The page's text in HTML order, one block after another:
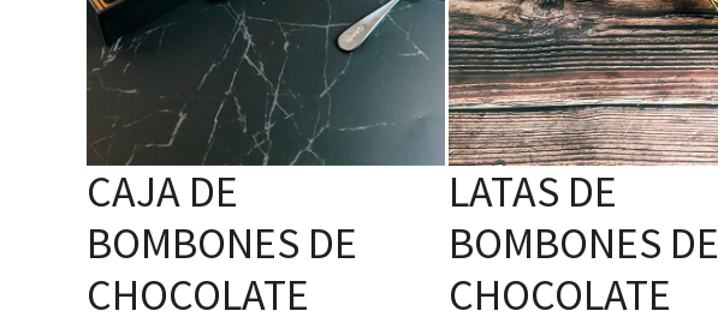
CAJA DE
BOMBONES DE
CHOCOLATE
LATAS DE
BOMBONES DE
CHOCOLATE